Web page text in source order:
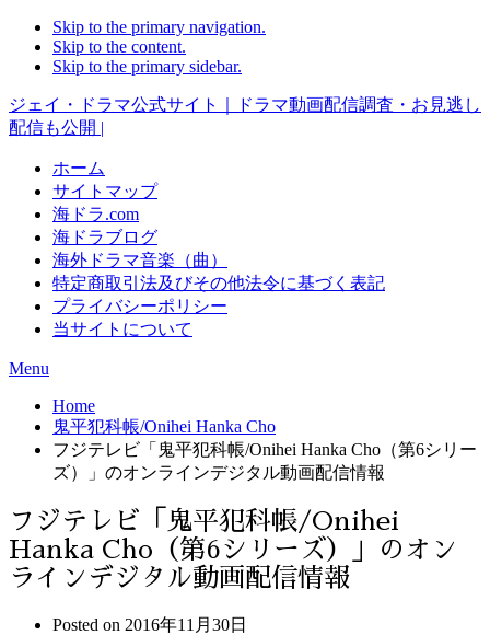
Skip to the primary navigation.
Skip to the content.
Skip to the primary sidebar.
ジェイ・ドラマ公式サイト｜ドラマ動画配信調査・お見逃し
配信も公開 |
ホーム
サイトマップ
海ドラ.com
海ドラブログ
海外ドラマ音楽（曲）
特定商取引法及びその他法令に基づく表記
プライバシーポリシー
当サイトについて
Menu
Home
鬼平犯科帳/Onihei Hanka Cho
フジテレビ「鬼平犯科帳/Onihei Hanka Cho（第6シリー
ズ）」のオンラインデジタル動画配信情報
フジテレビ「鬼平犯科帳/Onihei
Hanka Cho（第6シリーズ）」のオン
ラインデジタル動画配信情報
Posted on 2016年11月30日